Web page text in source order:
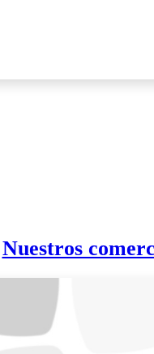
Nuestros